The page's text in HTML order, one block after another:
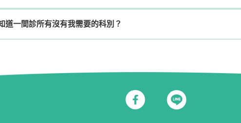
道一間診所有沒有我需要的科別？